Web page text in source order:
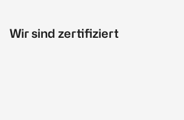
Wir sind zertifiziert